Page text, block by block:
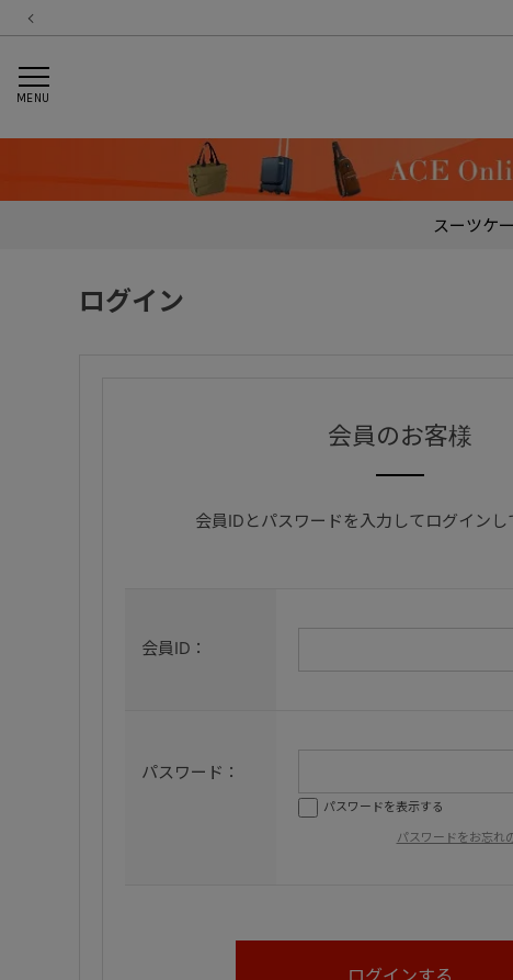
MENU
スーツケ
ログイン
会員のお客様
会員IDとパスワードを入力してログインし
会員ID：
パスワード：
パスワードを表示する
パスワードをお忘れ